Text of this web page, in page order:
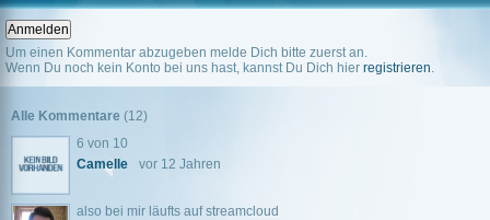
Um einen Kommentar abzugeben melde Dich bitte zuerst an.
Wenn Du noch kein Konto bei uns hast, kannst Du Dich hier registrieren.
Alle Kommentare (12)
6 von 10
Camelle
vor 12 Jahren
also bei mir läufts auf streamcloud